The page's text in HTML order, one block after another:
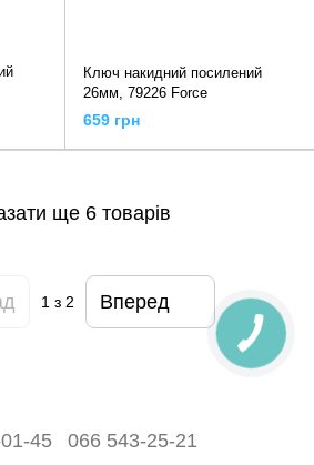
Ключ накидний посилений
26мм, 79226 Force
659 грн
ще 6 товарів
1з 2 Вперед
45 066 543-25-21